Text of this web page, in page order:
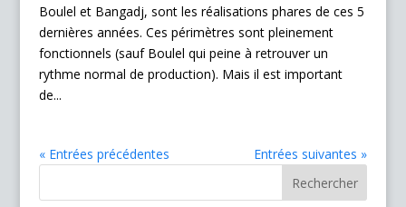
Boulel et Bangadj, sont les réalisations phares de ces 5
dernières années. Ces périmètres sont pleinement
fonctionnels (sauf Boulel qui peine à retrouver un
rythme normal de production). Mais il est important
de...
« Entrées précédentes Entrées suivantes »